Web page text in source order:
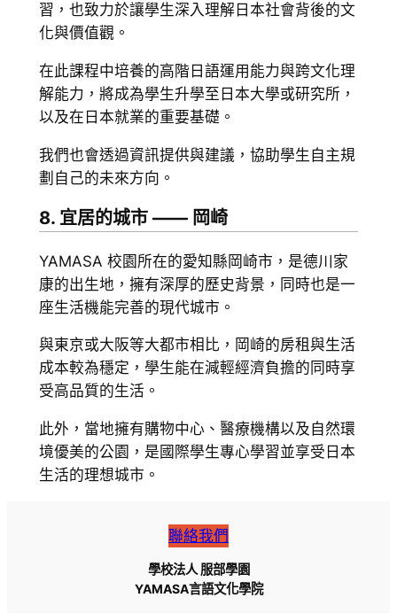
習，也致力於讓學生深入理解日本社會背後的文
化與價值觀。
在此課程中培養的高階日語運用能力與跨文化理
解能力，將成為學生升學至日本大學或研究所，
以及在日本就業的重要基礎。
我們也會透過資訊提供與建議，協助學生自主規
劃自己的未來方向。
8. 宜居的城市 —— 岡崎
YAMASA 校園所在的愛知縣岡崎市，是德川家
康的出生地，擁有深厚的歷史背景，同時也是一
座生活機能完善的現代城市。
與東京或大阪等大都市相比，岡崎的房租與生活
成本較為穩定，學生能在減輕經濟負擔的同時享
受高品質的生活。
此外，當地擁有購物中心、醫療機構以及自然環
境優美的公園，是國際學生專心學習並享受日本
生活的理想城市。
聯絡我們
學校法人 服部學園
YAMASA言語文化學院